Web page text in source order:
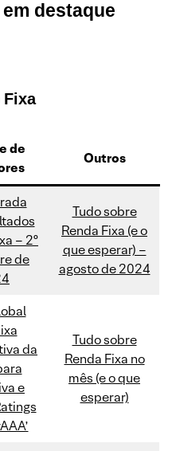
destaque
Fixa
de
Outros
– 2º
de
Tudo sobre
Renda Fixa (e o
que esperar) –
agosto de 2024
da
e
Tudo sobre
Renda Fixa no
mês (e o que
esperar)